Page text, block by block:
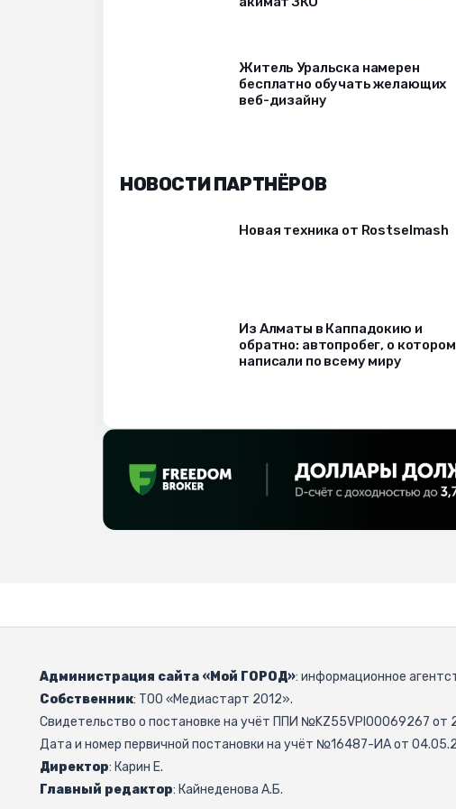
Житель Уральска намерен
бесплатно обучать желающих
веб-дизайну
НОВОСТИ ПАРТНЁРОВ
Новая техника от Rostselmash
Из Алматы в Каппадокию и
обратно: автопробег, о котором
написали по всему миру
Администрация сайта «Мой ГОРОД»: информационное
Собственник: ТОО «Медиастарт 2012».
Свидетельство о постановке на учёт ППИ №KZ55VPI00069267 от
Дата и номер первичной постановки на учёт №16487-ИА от
Директор: Карин Е.
Главный редактор: Кайнеденова А.Б.